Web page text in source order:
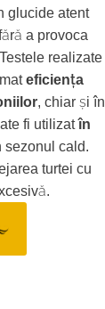
a provoca
realizate
eficiența
, chiar și în
Produsul poate fi utilizatîn
sezonul cald.
turtei cu